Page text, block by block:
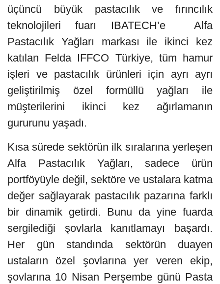
üçüncü büyük pastacılık ve fırıncılık
teknolojileri fuarı IBATECH’e Alfa
Pastacılık Yağları markası ile ikinci kez
katılan Felda IFFCO Türkiye, tüm hamur
işleri ve pastacılık ürünleri için ayrı ayrı
geliştirilmiş özel formüllü yağları ile
müşterilerini ikinci kez ağırlamanın
gururunu yaşadı.
Kısa sürede sektörün ilk sıralarına yerleşen
Alfa Pastacılık Yağları, sadece ürün
portföyüyle değil, sektöre ve ustalara katma
değer sağlayarak pastacılık pazarına farklı
bir dinamik getirdi. Bunu da yine fuarda
sergilediği şovlarla kanıtlamayı başardı.
Her gün standında sektörün duayen
ustaların özel şovlarına yer veren ekip,
şovlarına 10 Nisan Perşembe günü Pasta